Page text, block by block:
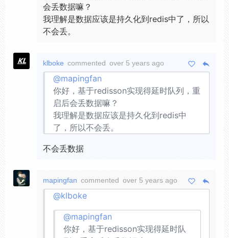
会丢数据嘛？
我理解是数据应该是持久化到redis中了，所以
不会丢。
klboke commented over 5 years ago
@mapingfan
你好，基于redisson实现得延时队列，重
启后会丢数据嘛？
我理解是数据应该是持久化到redis中
了，所以不会丢。
不会丢数据
mapingfan commented over 5 years ago
@klboke
@mapingfan
你好，基于redisson实现得延时队